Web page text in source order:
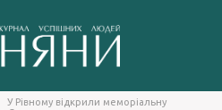
У Рівному відкрили меморіальну